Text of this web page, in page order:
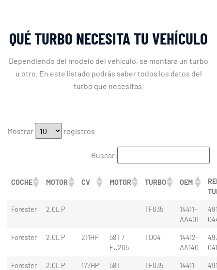
QUÉ TURBO NECESITA TU VEHÍCULO
Dependiendo del modelo del vehículo, se montará un turbo
u otro. En este listado podrás saber todos los datos del
turbo que necesitas.
Mostrar registros
Buscar:
COCHE MOTOR CV MOTOR TURBO OEM
Forester 2.0L P TF035
14411-
AA401
Forester 2.0L P 211HP
58T /
EJ205
TD04
14412-
AA140
Forester 2.0L P 177HP 58T TF035
14411-